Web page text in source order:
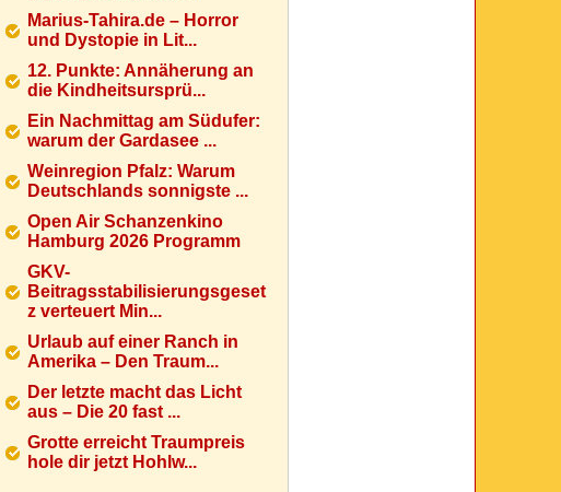
Marius-Tahira.de – Horror
und Dystopie in Lit...
12. Punkte: Annäherung an
die Kindheitsursprü...
Ein Nachmittag am Südufer:
warum der Gardasee ...
Weinregion Pfalz: Warum
Deutschlands sonnigste ...
Open Air Schanzenkino
Hamburg 2026 Programm
GKV-
Beitragsstabilisierungsgeset
z verteuert Min...
Urlaub auf einer Ranch in
Amerika – Den Traum...
Der letzte macht das Licht
aus – Die 20 fast ...
Grotte erreicht Traumpreis
hole dir jetzt Hohlw...